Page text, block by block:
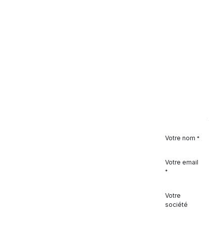
Votre nom *
Votre email
*
Votre
société